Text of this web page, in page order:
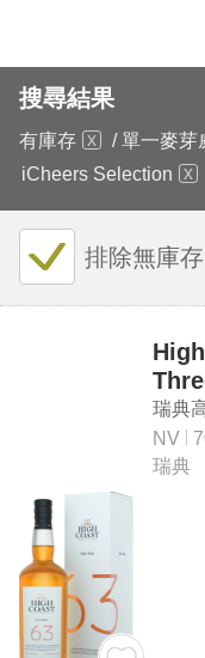
搜尋結果
有庫存 / 單一麥芽
iCheers Selection
排除無庫存
瑞典
NV
瑞典